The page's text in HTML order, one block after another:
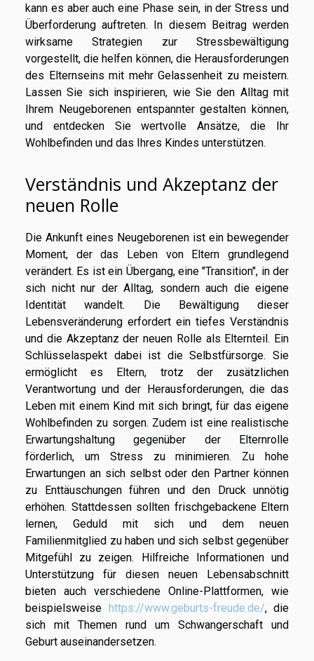
kann es aber auch eine Phase sein, in der Stress und
Überforderung auftreten. In diesem Beitrag werden
wirksame Strategien zur Stressbewältigung
vorgestellt, die helfen können, die Herausforderungen
des Elternseins mit mehr Gelassenheit zu meistern.
Lassen Sie sich inspirieren, wie Sie den Alltag mit
Ihrem Neugeborenen entspannter gestalten können,
und entdecken Sie wertvolle Ansätze, die Ihr
Wohlbefinden und das Ihres Kindes unterstützen.
Verständnis und Akzeptanz der
neuen Rolle
Die Ankunft eines Neugeborenen ist ein bewegender
Moment, der das Leben von Eltern grundlegend
verändert. Es ist ein Übergang, eine "Transition", in der
sich nicht nur der Alltag, sondern auch die eigene
Identität wandelt. Die Bewältigung dieser
Lebensveränderung erfordert ein tiefes Verständnis
und die Akzeptanz der neuen Rolle als Elternteil. Ein
Schlüsselaspekt dabei ist die Selbstfürsorge. Sie
ermöglicht es Eltern, trotz der zusätzlichen
Verantwortung und der Herausforderungen, die das
Leben mit einem Kind mit sich bringt, für das eigene
Wohlbefinden zu sorgen. Zudem ist eine realistische
Erwartungshaltung gegenüber der Elternrolle
förderlich, um Stress zu minimieren. Zu hohe
Erwartungen an sich selbst oder den Partner können
zu Enttäuschungen führen und den Druck unnötig
erhöhen. Stattdessen sollten frischgebackene Eltern
lernen, Geduld mit sich und dem neuen
Familienmitglied zu haben und sich selbst gegenüber
Mitgefühl zu zeigen. Hilfreiche Informationen und
Unterstützung für diesen neuen Lebensabschnitt
bieten auch verschiedene Online-Plattformen, wie
beispielsweise https://www.geburts-freude.de/, die
sich mit Themen rund um Schwangerschaft und
Geburt auseinandersetzen.